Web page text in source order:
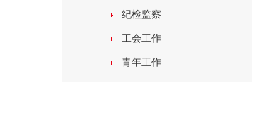
纪检监察
工会工作
青年工作